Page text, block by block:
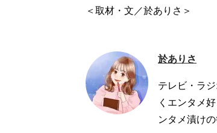
＜取材・文／於ありさ＞
於ありさ
テレビ・ラ
くエンタメ
ンタメ漬け